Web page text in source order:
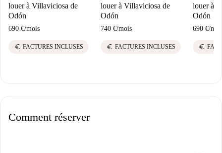
louer à Villaviciosa de
Odón
690 €/mois
euro FACTURES INCLUSES
louer à Villaviciosa de
Odón
740 €/mois
euro FACTURES INCLUSES
louer à
Odón
690 €/
euro
Comment réserver